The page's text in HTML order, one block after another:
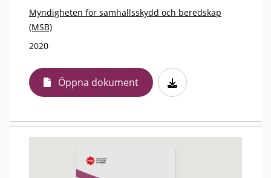
Myndigheten för samhällsskydd och beredskap
(MSB)
2020
Öppna dokument